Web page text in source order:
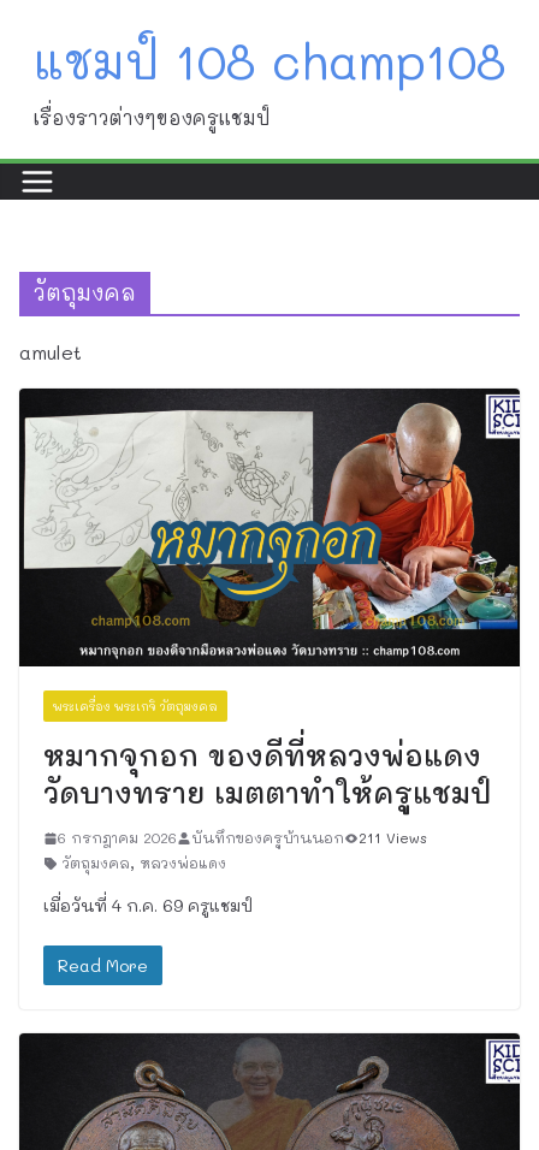
contentแชมป์ 108 champ108
เรื่องราวต่างๆของครูแชมป์
วัตถุมงคล
amulet
พระเครื่อง พระเกจิ วัตถุมงคล
หมากจุกอก ของดีที่หลวงพ่อแดง
วัดบางทราย เมตตาทำให้ครูแชมป์
6 กรกฎาคม 2026 บันทึกของครูบ้านนอก
211 Views
วัตถุมงคล, หลวงพ่อแดง
เมื่อวันที่ 4 ก.ค. 69 ครูแชมป์
Read More